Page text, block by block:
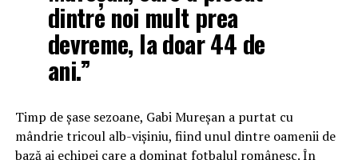
dintre noi mult prea
devreme, la doar 44 de
ani.”
Timp de șase sezoane, Gabi Mureșan a purtat cu
mândrie tricoul alb-vișiniu, fiind unul dintre oamenii de
bază ai echipei care a dominat fotbalul românesc. În